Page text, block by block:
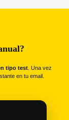
tipo test . Una vez
en tu email.